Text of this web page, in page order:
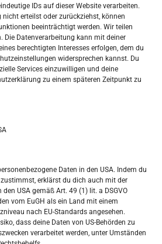
IDs auf dieser Website verarbeiten.
erteilst oder zurückziehst, können
beeinträchtigt werden. Wir teilen
Die Datenverarbeitung kann mit deiner
berechtigten Interesses erfolgen, dem du
widersprechen kannst. Du
Services einzuwilligen und deine
zu einem späteren Zeitpunkt zu
Daten in den USA. Indem du
erklärst du dich auch mit der
USA gemäß Art. 49 (1) lit. a DSGVO
vom EuGH als ein Land mit einem
nach EU-Standards angesehen.
dass deine Daten von US-Behörden zu
verarbeitet werden, unter Umständen
– Njemačka?
D F S S
1
6 7 8
13 14 15 16